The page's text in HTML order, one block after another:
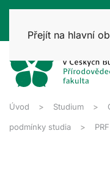
Přejít na hlavní
Úvod Studium
podmínky studia PRF